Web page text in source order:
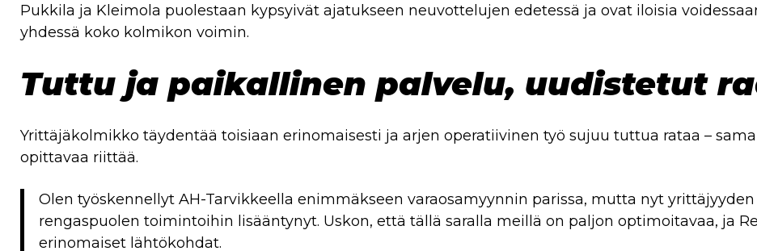
Pukkila ja Kleimola puolestaan kypsyivät ajatukseen neuvottelujen edetessä ja ovat iloisia
yhdessä koko kolmikon voimin.
Tuttu ja paikallinen palvelu, uudistetut
Yrittäjäkolmikko täydentää toisiaan erinomaisesti ja arjen operatiivinen työ sujuu tuttua rataa –
opittavaa riittää.
Olen työskennellyt AH-Tarvikkeella enimmäkseen varaosamyynnin parissa, mutta nyt
rengaspuolen toimintoihin lisääntynyt. Uskon, että tällä saralla meillä on paljon optimoitavaa, ja
erinomaiset lähtökohdat.